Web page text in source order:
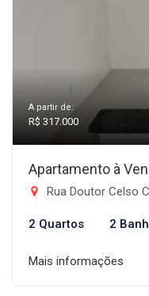
A partir de:
R$ 317.000
Apartamento à
Rua Doutor Celso Charuri
2 Quartos 2
Mais informações